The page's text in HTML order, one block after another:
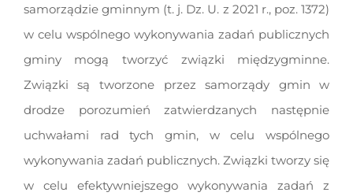
samorządzie gminnym (t. j. Dz. U. z 2021 r., poz. 1372)
w celu wspólnego wykonywania zadań publicznych
gminy mogą tworzyć związki międzygminne.
Związki są tworzone przez samorządy gmin w
drodze porozumień zatwierdzanych następnie
uchwałami rad tych gmin, w celu wspólnego
wykonywania zadań publicznych. Związki tworzy się
w celu efektywniejszego wykonywania zadań z